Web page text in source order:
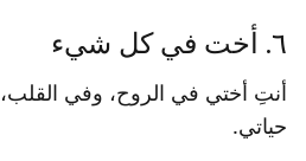
٦. أخت في كل شيء
أنتِ أختي في الروح، وفي
حياتي.